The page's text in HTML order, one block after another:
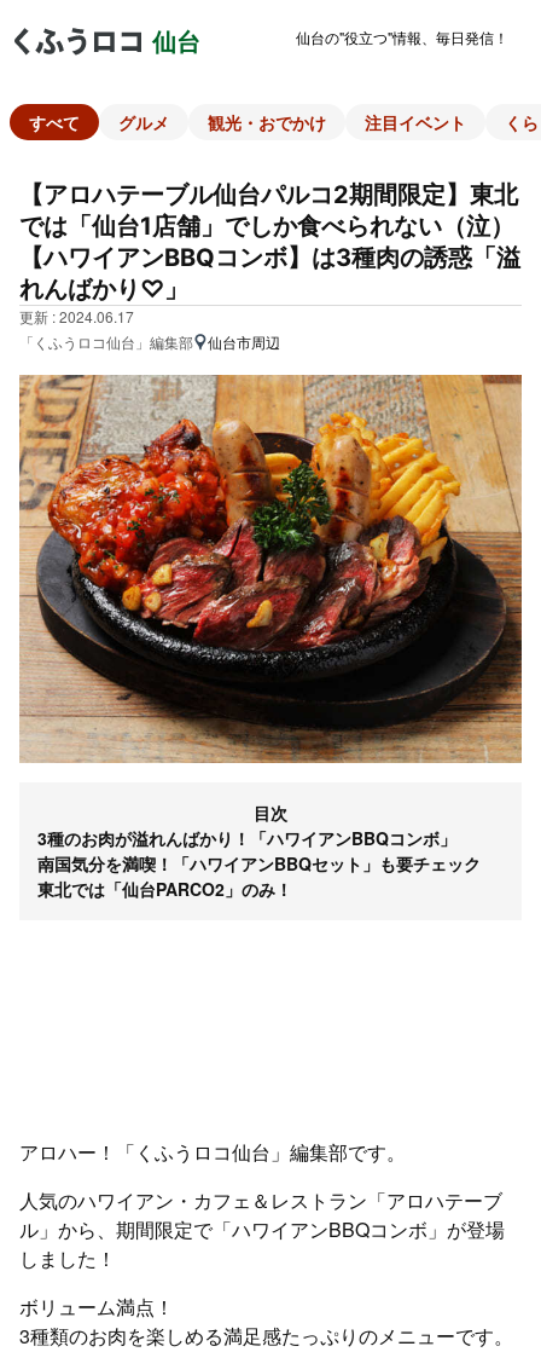
仙台 仙台の"役立つ"情報、毎日発信！
すべて グルメ 観光・おでかけ 注目イベント く
【アロハテーブル仙台パルコ2期間限定】東北
では「仙台1店舗」でしか食べられない（泣）
【ハワイアンBBQコンボ】は3種肉の誘惑「溢
れんばかり♡」
更新 : 2024.06.17
「くふうロコ仙台」編集部
仙台市周辺
目次
3種のお肉が溢れんばかり！「ハワイアンBBQコンボ」
南国気分を満喫！「ハワイアンBBQセット」も要チェック
東北では「仙台PARCO2」のみ！
アロハー！「くふうロコ仙台」編集部です。
人気のハワイアン・カフェ＆レストラン「アロハテーブ
ル」から、期間限定で「ハワイアンBBQコンボ」が登場
しました！
ボリューム満点！
3種類のお肉を楽しめる満足感たっぷりのメニューです。